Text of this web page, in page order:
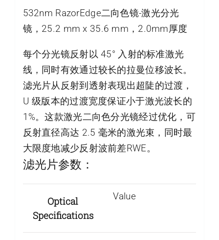
532nm RazorEdge二向色镜-激光分光
镜，25.2 mm x 35.6 mm，2.0mm厚度
每个分光镜反射以 45° 入射的标准激光
线，同时有效通过较长的拉曼位移波长。
滤光片从反射到透射表现出超陡的过渡，
U 级版本的过渡宽度保证小于激光波长的
1%。这款激光二向色分光镜经过优化，可
反射直径高达 2.5 毫米的激光束，同时最
大限度地减少反射波前差RWE。
滤光片参数：
Optical
Specifications
Value